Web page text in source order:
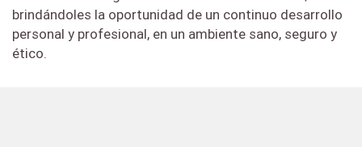
teléfono del
negocio.
brindándoles la oportunidad de un continuo desarrollo
personal y profesional, en un ambiente sano, seguro y
ético.